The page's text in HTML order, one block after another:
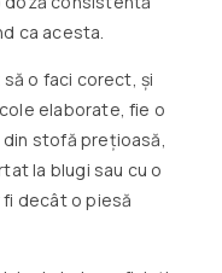
ca acesta.
o faci corect, și
elaborate, fie o
stofă prețioasă,
la blugi sau cu o
decât o piesă